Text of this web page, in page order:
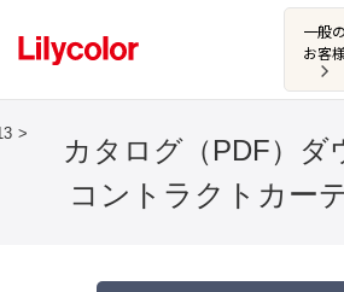
一般の
お客様
ログイン・新規会員登録
カタログ（PDF）ダ
コントラクトカー